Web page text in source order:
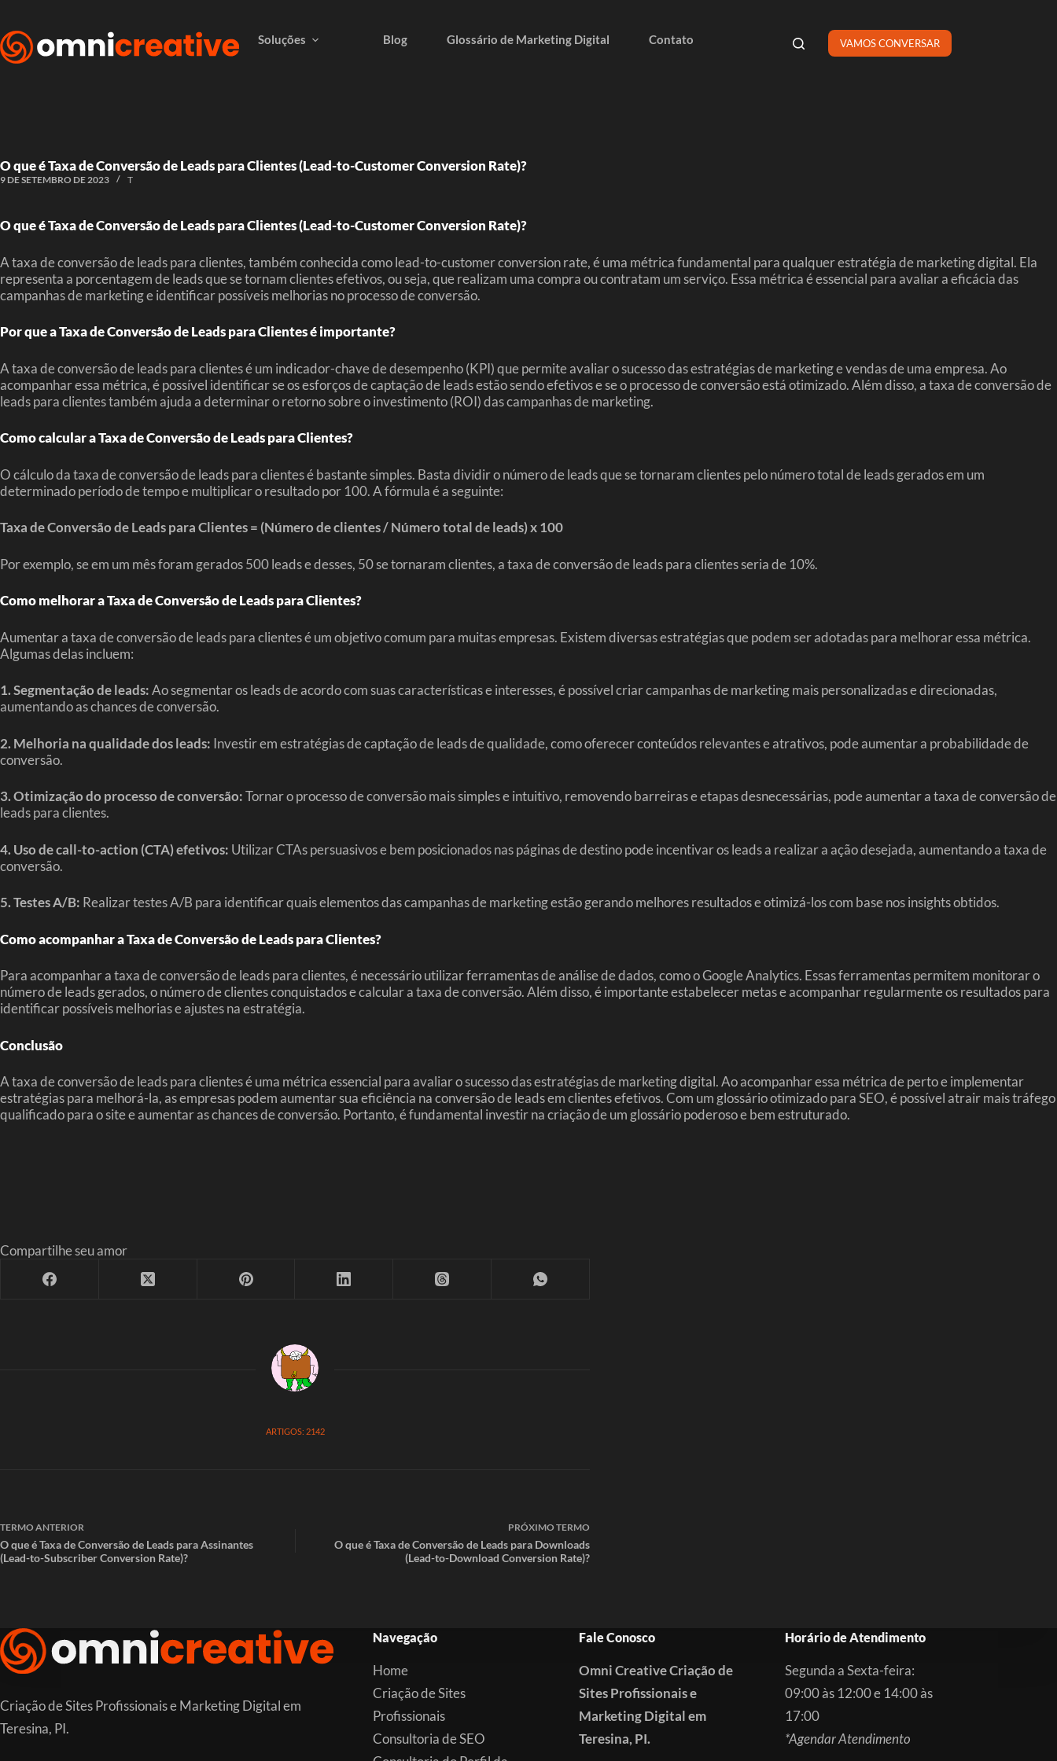
Soluções Blog Glossário de Marketing Digital Contato VAMOS CONVERSAR
O que é Taxa de Conversão de Leads para Clientes (Lead-to-Customer Conversion Rate)?
9 DE SETEMBRO DE 2023 T
O que é Taxa de Conversão de Leads para Clientes (Lead-to-Customer Conversion Rate)?
A taxa de conversão de leads para clientes, também conhecida como lead-to-customer conversion rate, é uma métrica fundamental para qualquer estratégia de marketing digital. Ela
representa a porcentagem de leads que se tornam clientes efetivos, ou seja, que realizam uma compra ou contratam um serviço. Essa métrica é essencial para avaliar a eficácia das
campanhas de marketing e identificar possíveis melhorias no processo de conversão.
Por que a Taxa de Conversão de Leads para Clientes é importante?
A taxa de conversão de leads para clientes é um indicador-chave de desempenho (KPI) que permite avaliar o sucesso das estratégias de marketing e vendas de uma empresa. Ao
acompanhar essa métrica, é possível identificar se os esforços de captação de leads estão sendo efetivos e se o processo de conversão está otimizado. Além disso, a taxa de conversão de
leads para clientes também ajuda a determinar o retorno sobre o investimento (ROI) das campanhas de marketing.
Como calcular a Taxa de Conversão de Leads para Clientes?
O cálculo da taxa de conversão de leads para clientes é bastante simples. Basta dividir o número de leads que se tornaram clientes pelo número total de leads gerados em um
determinado período de tempo e multiplicar o resultado por 100. A fórmula é a seguinte:
Taxa de Conversão de Leads para Clientes = (Número de clientes / Número total de leads) x 100
Por exemplo, se em um mês foram gerados 500 leads e desses, 50 se tornaram clientes, a taxa de conversão de leads para clientes seria de 10%.
Como melhorar a Taxa de Conversão de Leads para Clientes?
Aumentar a taxa de conversão de leads para clientes é um objetivo comum para muitas empresas. Existem diversas estratégias que podem ser adotadas para melhorar essa métrica.
Algumas delas incluem:
1. Segmentação de leads:Ao segmentar os leads de acordo com suas características e interesses, é possível criar campanhas de marketing mais personalizadas e direcionadas,
aumentando as chances de conversão.
2. Melhoria na qualidade dos leads: Investir em estratégias de captação de leads de qualidade, como oferecer conteúdos relevantes e atrativos, pode aumentar a probabilidade de
conversão.
3. Otimização do processo de conversão:Tornar o processo de conversão mais simples e intuitivo, removendo barreiras e etapas desnecessárias, pode aumentar a taxa de conversão de
leads para clientes.
4. Uso de call-to-action (CTA) efetivos: Utilizar CTAs persuasivos e bem posicionados nas páginas de destino pode incentivar os leads a realizar a ação desejada, aumentando a taxa de
conversão.
5. Testes A/B: Realizar testes A/B para identificar quais elementos das campanhas de marketing estão gerando melhores resultados e otimizá-los com base nos insights obtidos.
Como acompanhar a Taxa de Conversão de Leads para Clientes?
Para acompanhar a taxa de conversão de leads para clientes, é necessário utilizar ferramentas de análise de dados, como o Google Analytics. Essas ferramentas permitem monitorar o
número de leads gerados, o número de clientes conquistados e calcular a taxa de conversão. Além disso, é importante estabelecer metas e acompanhar regularmente os resultados para
identificar possíveis melhorias e ajustes na estratégia.
Conclusão
A taxa de conversão de leads para clientes é uma métrica essencial para avaliar o sucesso das estratégias de marketing digital. Ao acompanhar essa métrica de perto e implementar
estratégias para melhorá-la, as empresas podem aumentar sua eficiência na conversão de leads em clientes efetivos. Com um glossário otimizado para SEO, é possível atrair mais tráfego
qualificado para o site e aumentar as chances de conversão. Portanto, é fundamental investir na criação de um glossário poderoso e bem estruturado.
Compartilhe seu amor
ARTIGOS: 2142
TERMO ANTERIOR
O que é Taxa de Conversão de Leads para Assinantes
(Lead-to-Subscriber Conversion Rate)?
PRÓXIMO TERMO
O que é Taxa de Conversão de Leads para Downloads
(Lead-to-Download Conversion Rate)?
Criação de Sites Profissionais e Marketing Digital em
Teresina, PI.
Navegação
Home
Criação de Sites
Profissionais
Consultoria de SEO
Fale Conosco
Omni Creative Criação de
Sites Profissionais e
Marketing Digital em
Teresina, PI.
Horário de Atendimento
Segunda a Sexta-feira:
09:00 às 12:00 e 14:00 às
17:00
*Agendar Atendimento